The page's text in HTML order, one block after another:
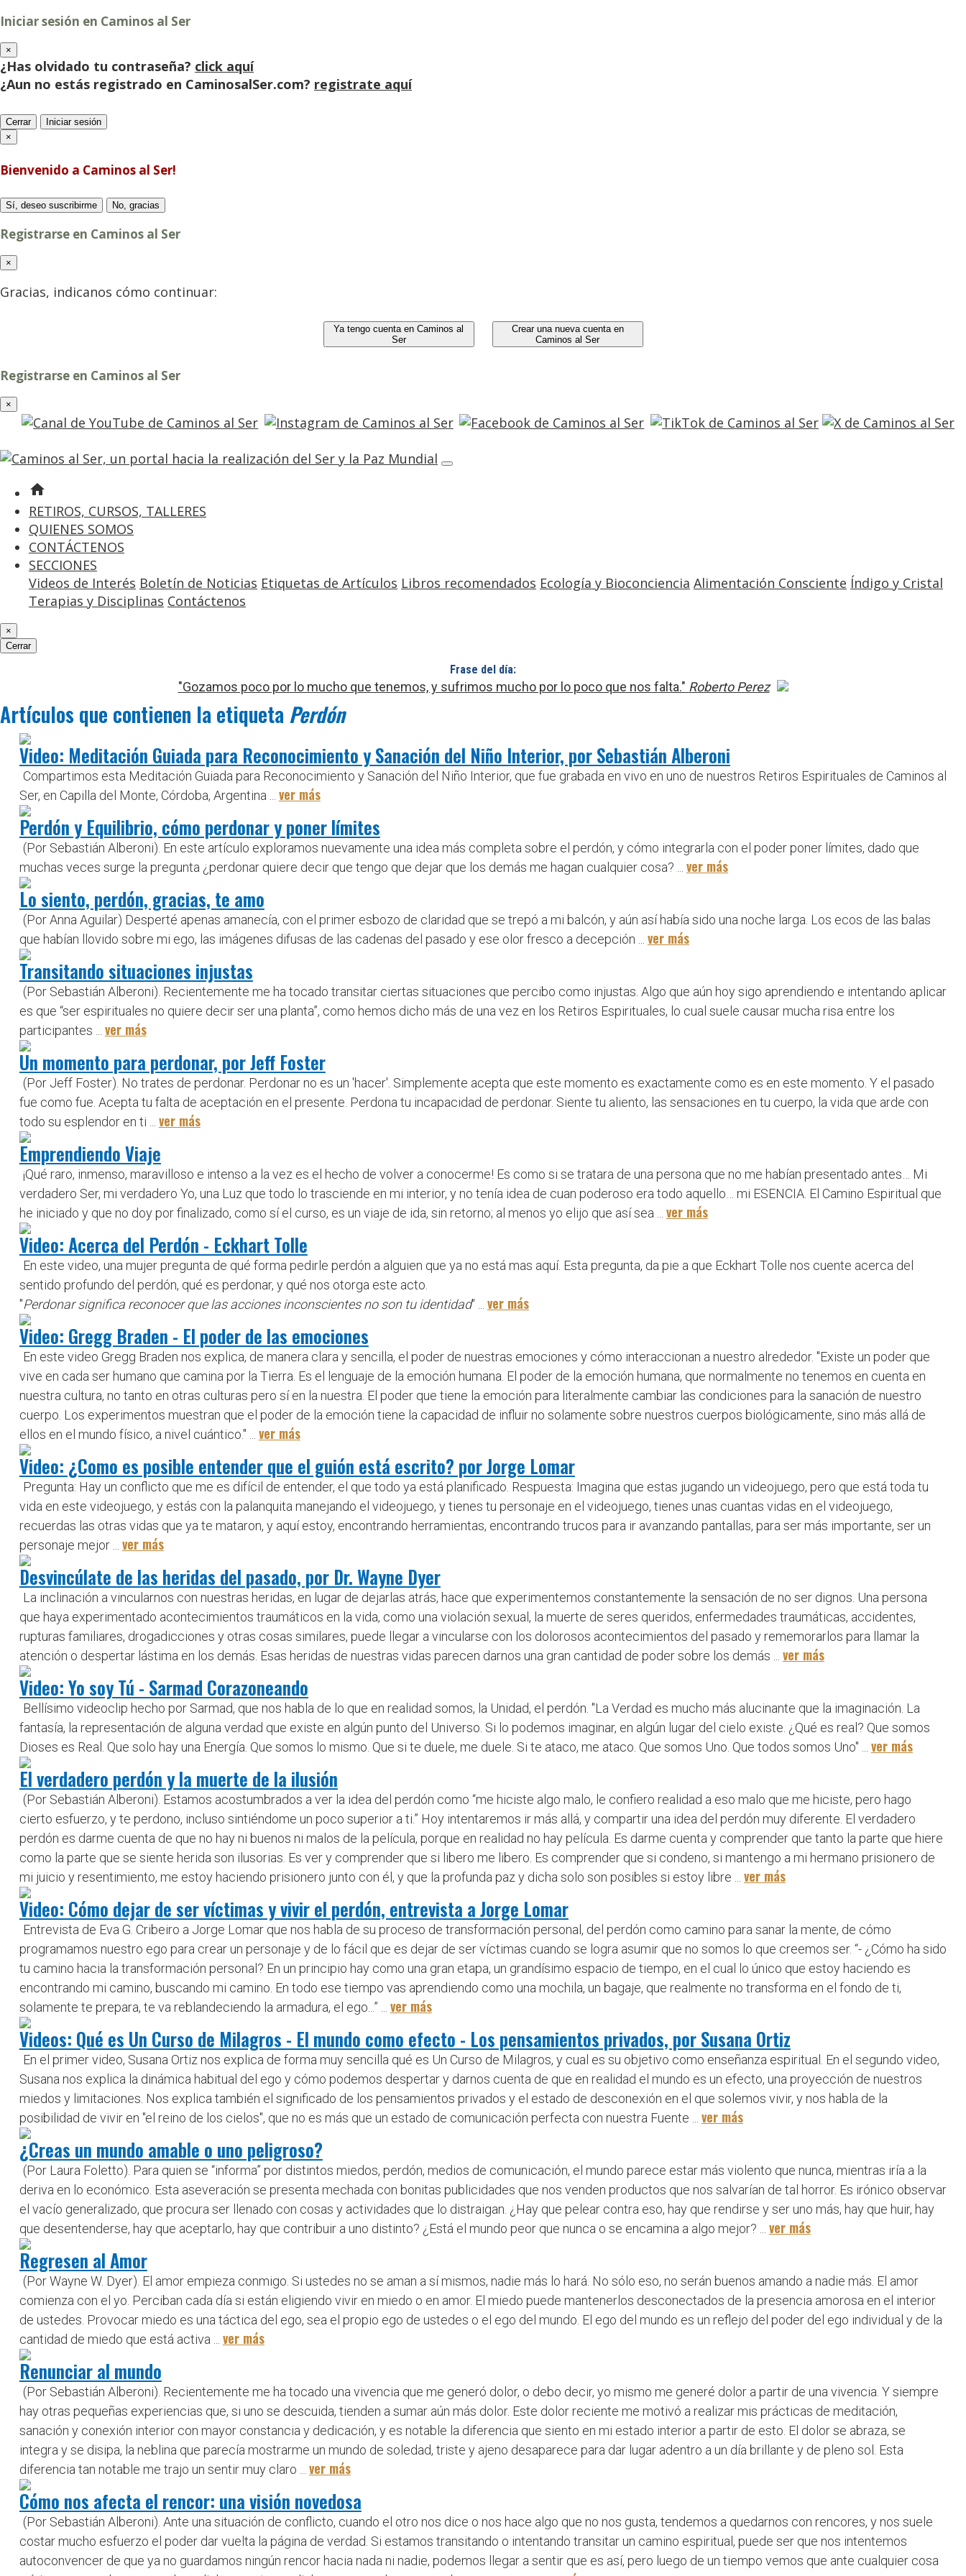
Iniciar sesión en Caminos al Ser
×
¿Has olvidado tu contraseña? click aquí
¿Aun no estás registrado en CaminosalSer.com? registrate aquí
Cerrar
Iniciar sesión
×
Bienvenido a Caminos al Ser!
Sí, deseo suscribirme No, gracias
Registrarse en Caminos al Ser
×
Gracias, indicanos cómo continuar:
Ya tengo cuenta en Caminos al
Ser
Crear una nueva cuenta en
Caminos al Ser
Registrarse en Caminos al Ser
×
home
RETIROS, CURSOS, TALLERES
QUIENES SOMOS
CONTÁCTENOS
SECCIONES
Videos de Interés Boletín de Noticias Etiquetas de Artículos Libros recomendados Ecología y Bioconciencia Alimentación Consciente Índigo y Cristal
Terapias y Disciplinas Contáctenos
×
Cerrar
Frase del día:
"Gozamos poco por lo mucho que tenemos, y sufrimos mucho por lo poco que nos falta." Roberto Perez
Artículos que contienen la etiquetaPerdón
Video: Meditación Guiada para Reconocimiento y Sanación del Niño Interior, por Sebastián Alberoni
Compartimos esta Meditación Guiada para Reconocimiento y Sanación del Niño Interior, que fue grabada en vivo en uno de nuestros Retiros Espirituales de Caminos al
Ser, en Capilla del Monte, Córdoba, Argentina ... ver más
Perdón y Equilibrio, cómo perdonar y poner límites
(Por Sebastián Alberoni). En este artículo exploramos nuevamente una idea más completa sobre el perdón, y cómo integrarla con el poder poner límites, dado que
muchas veces surge la pregunta ¿perdonar quiere decir que tengo que dejar que los demás me hagan cualquier cosa? ... ver más
Lo siento, perdón, gracias, te amo
(Por Anna Aguilar) Desperté apenas amanecía, con el primer esbozo de claridad que se trepó a mi balcón, y aún así había sido una noche larga. Los ecos de las balas
que habían llovido sobre mi ego, las imágenes difusas de las cadenas del pasado y ese olor fresco a decepción ... ver más
Transitando situaciones injustas
(Por Sebastián Alberoni). Recientemente me ha tocado transitar ciertas situaciones que percibo como injustas. Algo que aún hoy sigo aprendiendo e intentando aplicar
es que “ser espirituales no quiere decir ser una planta”, como hemos dicho más de una vez en los Retiros Espirituales, lo cual suele causar mucha risa entre los
participantes ... ver más
Un momento para perdonar, por Jeff Foster
(Por Jeff Foster). No trates de perdonar. Perdonar no es un 'hacer'. Simplemente acepta que este momento es exactamente como es en este momento. Y el pasado
fue como fue. Acepta tu falta de aceptación en el presente. Perdona tu incapacidad de perdonar. Siente tu aliento, las sensaciones en tu cuerpo, la vida que arde con
todo su esplendor en ti ... ver más
Emprendiendo Viaje
¡Qué raro, inmenso, maravilloso e intenso a la vez es el hecho de volver a conocerme! Es como si se tratara de una persona que no me habían presentado antes… Mi
verdadero Ser, mi verdadero Yo, una Luz que todo lo trasciende en mi interior, y no tenía idea de cuan poderoso era todo aquello… mi ESENCIA. El Camino Espiritual que
he iniciado y que no doy por finalizado, como sí el curso, es un viaje de ida, sin retorno; al menos yo elijo que así sea ... ver más
Video: Acerca del Perdón - Eckhart Tolle
En este video, una mujer pregunta de qué forma pedirle perdón a alguien que ya no está mas aquí. Esta pregunta, da pie a que Eckhart Tolle nos cuente acerca del
sentido profundo del perdón, qué es perdonar, y qué nos otorga este acto.
"Perdonar significa reconocer que las acciones inconscientes no son tu identidad" ... ver más
Video: Gregg Braden - El poder de las emociones
En este video Gregg Braden nos explica, de manera clara y sencilla, el poder de nuestras emociones y cómo interaccionan a nuestro alrededor. ''Existe un poder que
vive en cada ser humano que camina por la Tierra. Es el lenguaje de la emoción humana. El poder de la emoción humana, que normalmente no tenemos en cuenta en
nuestra cultura, no tanto en otras culturas pero sí en la nuestra. El poder que tiene la emoción para literalmente cambiar las condiciones para la sanación de nuestro
cuerpo. Los experimentos muestran que el poder de la emoción tiene la capacidad de influir no solamente sobre nuestros cuerpos biológicamente, sino más allá de
ellos en el mundo físico, a nivel cuántico.'' ... ver más
Video: ¿Como es posible entender que el guión está escrito? por Jorge Lomar
Pregunta: Hay un conflicto que me es difícil de entender, el que todo ya está planificado. Respuesta: Imagina que estas jugando un videojuego, pero que está toda tu
vida en este videojuego, y estás con la palanquita manejando el videojuego, y tienes tu personaje en el videojuego, tienes unas cuantas vidas en el videojuego,
recuerdas las otras vidas que ya te mataron, y aquí estoy, encontrando herramientas, encontrando trucos para ir avanzando pantallas, para ser más importante, ser un
personaje mejor ... ver más
Desvincúlate de las heridas del pasado, por Dr. Wayne Dyer
La inclinación a vincularnos con nuestras heridas, en lugar de dejarlas atrás, hace que experimentemos constantemente la sensación de no ser dignos. Una persona
que haya experimentado acontecimientos traumáticos en la vida, como una violación sexual, la muerte de seres queridos, enfermedades traumáticas, accidentes,
rupturas familiares, drogadicciones y otras cosas similares, puede llegar a vincularse con los dolorosos acontecimientos del pasado y rememorarlos para llamar la
atención o despertar lástima en los demás. Esas heridas de nuestras vidas parecen darnos una gran cantidad de poder sobre los demás ... ver más
Video: Yo soy Tú - Sarmad Corazoneando
Bellísimo videoclip hecho por Sarmad, que nos habla de lo que en realidad somos, la Unidad, el perdón. "La Verdad es mucho más alucinante que la imaginación. La
fantasía, la representación de alguna verdad que existe en algún punto del Universo. Si lo podemos imaginar, en algún lugar del cielo existe. ¿Qué es real? Que somos
Dioses es Real. Que solo hay una Energía. Que somos lo mismo. Que si te duele, me duele. Si te ataco, me ataco. Que somos Uno. Que todos somos Uno" ... ver más
El verdadero perdón y la muerte de la ilusión
(Por Sebastián Alberoni). Estamos acostumbrados a ver la idea del perdón como “me hiciste algo malo, le confiero realidad a eso malo que me hiciste, pero hago
cierto esfuerzo, y te perdono, incluso sintiéndome un poco superior a ti.” Hoy intentaremos ir más allá, y compartir una idea del perdón muy diferente. El verdadero
perdón es darme cuenta de que no hay ni buenos ni malos de la película, porque en realidad no hay película. Es darme cuenta y comprender que tanto la parte que hiere
como la parte que se siente herida son ilusorias. Es ver y comprender que si libero me libero. Es comprender que si condeno, si mantengo a mi hermano prisionero de
mi juicio y resentimiento, me estoy haciendo prisionero junto con él, y que la profunda paz y dicha solo son posibles si estoy libre ... ver más
Video: Cómo dejar de ser víctimas y vivir el perdón, entrevista a Jorge Lomar
Entrevista de Eva G. Cribeiro a Jorge Lomar que nos habla de su proceso de transformación personal, del perdón como camino para sanar la mente, de cómo
programamos nuestro ego para crear un personaje y de lo fácil que es dejar de ser víctimas cuando se logra asumir que no somos lo que creemos ser. “- ¿Cómo ha sido
tu camino hacia la transformación personal? En un principio hay como una gran etapa, un grandísimo espacio de tiempo, en el cual lo único que estoy haciendo es
encontrando mi camino, buscando mi camino. En todo ese tiempo vas aprendiendo como una mochila, un bagaje, que realmente no transforma en el fondo de ti,
solamente te prepara, te va reblandeciendo la armadura, el ego...” ... ver más
Videos: Qué es Un Curso de Milagros - El mundo como efecto - Los pensamientos privados, por Susana Ortiz
En el primer video, Susana Ortiz nos explica de forma muy sencilla qué es Un Curso de Milagros, y cual es su objetivo como enseñanza espiritual. En el segundo video,
Susana nos explica la dinámica habitual del ego y cómo podemos despertar y darnos cuenta de que en realidad el mundo es un efecto, una proyección de nuestros
miedos y limitaciones. Nos explica también el significado de los pensamientos privados y el estado de desconexión en el que solemos vivir, y nos habla de la
posibilidad de vivir en "el reino de los cielos", que no es más que un estado de comunicación perfecta con nuestra Fuente ... ver más
¿Creas un mundo amable o uno peligroso?
(Por Laura Foletto). Para quien se “informa” por distintos miedos, perdón, medios de comunicación, el mundo parece estar más violento que nunca, mientras iría a la
deriva en lo económico. Esta aseveración se presenta mechada con bonitas publicidades que nos venden productos que nos salvarían de tal horror. Es irónico observar
el vacío generalizado, que procura ser llenado con cosas y actividades que lo distraigan. ¿Hay que pelear contra eso, hay que rendirse y ser uno más, hay que huir, hay
que desentenderse, hay que aceptarlo, hay que contribuir a uno distinto? ¿Está el mundo peor que nunca o se encamina a algo mejor? ... ver más
Regresen al Amor
(Por Wayne W. Dyer). El amor empieza conmigo. Si ustedes no se aman a sí mismos, nadie más lo hará. No sólo eso, no serán buenos amando a nadie más. El amor
comienza con el yo. Perciban cada día si están eligiendo vivir en miedo o en amor. El miedo puede mantenerlos desconectados de la presencia amorosa en el interior
de ustedes. Provocar miedo es una táctica del ego, sea el propio ego de ustedes o el ego del mundo. El ego del mundo es un reflejo del poder del ego individual y de la
cantidad de miedo que está activa ... ver más
Renunciar al mundo
(Por Sebastián Alberoni). Recientemente me ha tocado una vivencia que me generó dolor, o debo decir, yo mismo me generé dolor a partir de una vivencia. Y siempre
hay otras pequeñas experiencias que, si uno se descuida, tienden a sumar aún más dolor. Este dolor reciente me motivó a realizar mis prácticas de meditación,
sanación y conexión interior con mayor constancia y dedicación, y es notable la diferencia que siento en mi estado interior a partir de esto. El dolor se abraza, se
integra y se disipa, la neblina que parecía mostrarme un mundo de soledad, triste y ajeno desaparece para dar lugar adentro a un día brillante y de pleno sol. Esta
diferencia tan notable me trajo un sentir muy claro ... ver más
Cómo nos afecta el rencor: una visión novedosa
(Por Sebastián Alberoni). Ante una situación de conflicto, cuando el otro nos dice o nos hace algo que no nos gusta, tendemos a quedarnos con rencores, y nos suele
costar mucho esfuerzo el poder dar vuelta la página de verdad. Si estamos transitando o intentando transitar un camino espiritual, puede ser que nos intentemos
autoconvencer de que ya no guardamos ningún rencor hacia nada ni nadie, podemos llegar a sentir que es así, pero luego de un tiempo vemos que ante cualquier cosa